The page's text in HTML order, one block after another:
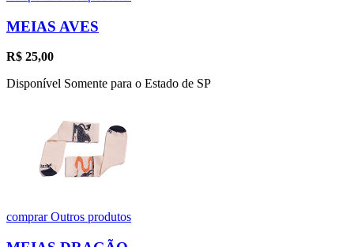
MEIAS AVES
R$ 25,00
Disponível Somente para o Estado de SP
comprarOutros produtos